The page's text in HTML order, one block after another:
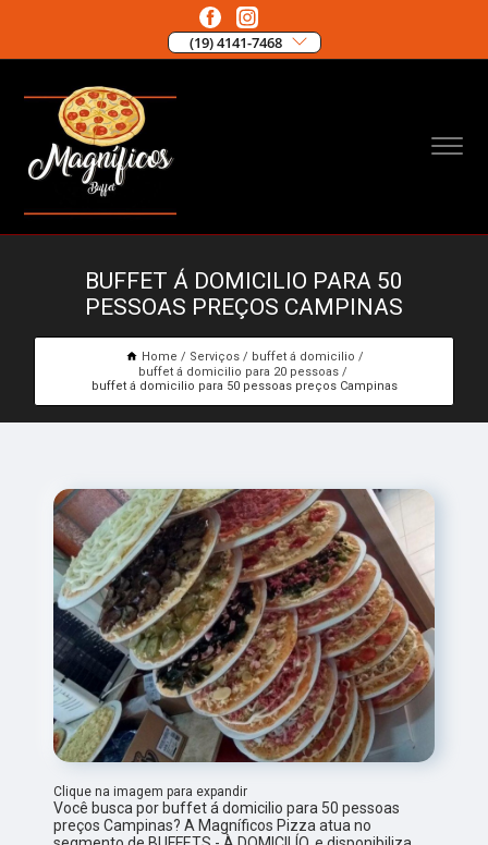
(19) 4141-7468
BUFFET Á DOMICILIO PARA 50
PESSOAS PREÇOS CAMPINAS
Home Serviços
buffet á domicilio
buffet á domicilio para 20 pessoas
buffet á domicilio para 50 pessoas preços Campinas
Clique na imagem para expandir
Você busca por buffet á domicilio para 50 pessoas
preços Campinas? A Magníficos Pizza atua no